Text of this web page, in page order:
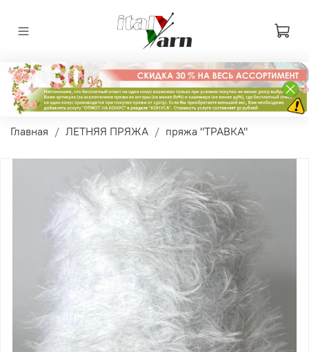
Главная ЛЕТНЯЯ ПРЯЖА пряжа "ТРАВКА"